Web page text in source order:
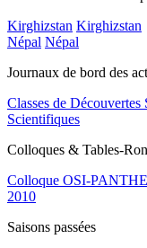
Kirghizstan Kirghizstan
Népal Népal
Journaux de bord des
Classes de Découvertes
Scientifiques
Colloques & Tables-
Colloque OSI-
2010
Saisons passées